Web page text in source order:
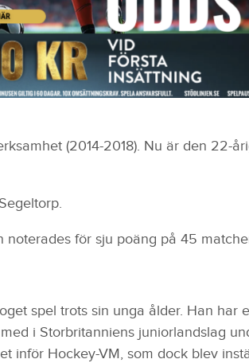
(2014-2018). Nu är den 22-
noterades för sju poäng på 45
spel trots sin unga ålder. Han har
i Storbritanniens juniorlandslag
inför Hockey-VM, som dock blev